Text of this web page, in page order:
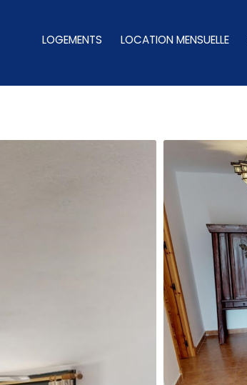
LOGEMENTS LOCATION MENSUELLE